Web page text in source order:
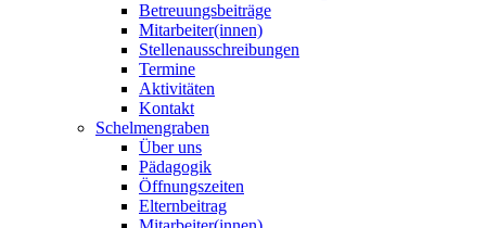
Betreuungsbeiträge
Mitarbeiter(innen)
Stellenausschreibungen
Termine
Aktivitäten
Kontakt
Schelmengraben
Über uns
Pädagogik
Öffnungszeiten
Elternbeitrag